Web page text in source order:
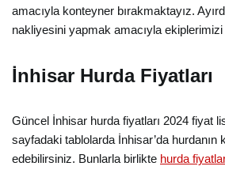
amacıyla konteyner bırakmaktayız.
nakliyesini yapmak amacıyla
İnhisar Hurda Fiyatları
Güncel İnhisar hurda fiyatları 2024 fiyat
sayfadaki tablolarda İnhisar’da
edebilirsiniz. Bunlarla birlikte hurda